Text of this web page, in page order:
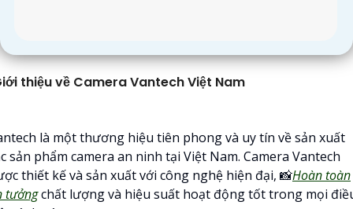
thiệu về Camera Vantech Việt Nam
là một thương hiệu tiên phong và uy tín về sản xuất
sản phẩm camera an ninh tại Việt Nam. Camera Vantech
thiết kế và sản xuất với công nghệ hiện đại, 📸Hoàn toàn
tưởngchất lượng và hiệu suất hoạt động tốt trong mọi